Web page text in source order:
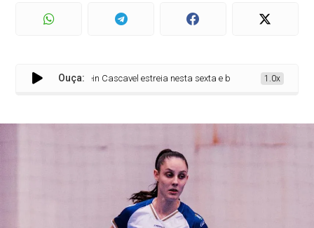
Ouça:
Stein Cascavel estreia nesta sexta e busca tricampeonato dos
1.0x